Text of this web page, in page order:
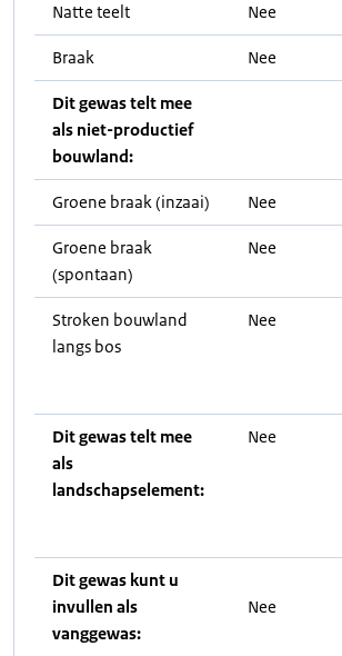
Natte teelt Nee
Braak Nee
Dit gewas telt mee
als niet-productief
bouwland:
Groene braak (inzaai) Nee
Groene braak
(spontaan)
Nee
Stroken bouwland
langs bos
Nee
Dit gewas telt mee
als
landschapselement:
Nee
Dit gewas kunt u
invullen als
vanggewas:
Nee